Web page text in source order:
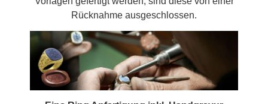
Rücknahme ausgeschlossen.